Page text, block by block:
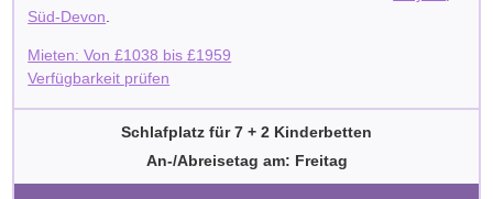
Süd-Devon
Mieten: Von£1038 bis£1959
Verfügbarkeit prüfen
Schlafplatz für 7 + 2 Kinderbetten
An-/Abreisetag am: Freitag